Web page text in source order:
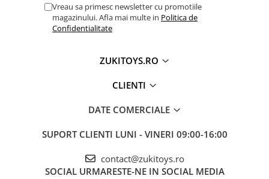
Vreau sa primesc newsletter cu promotiile
magazinului. Afla mai multe in Politica de
Confidentialitate
ZUKITOYS.RO
CLIENTI
DATE COMERCIALE
SUPORT CLIENTI LUNI - VINERI 09:00-16:00
contact@zukitoys.ro
SOCIAL URMARESTE-NE IN SOCIAL MEDIA